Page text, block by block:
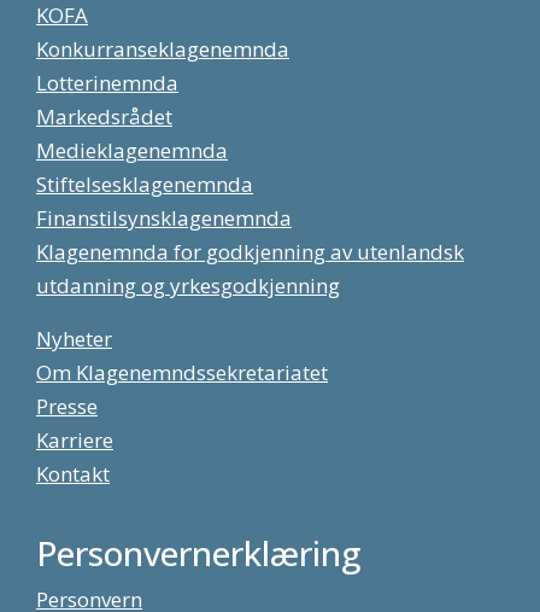
KOFA
Konkurranseklagenemnda
Lotterinemnda
Markedsrådet
Medieklagenemnda
Stiftelsesklagenemnda
Finanstilsynsklagenemnda
Klagenemnda for godkjenning av utenlandsk
utdanning og yrkesgodkjenning
Nyheter
Om Klagenemndssekretariatet
Presse
Karriere
Kontakt
Personvernerklæring
Personvern